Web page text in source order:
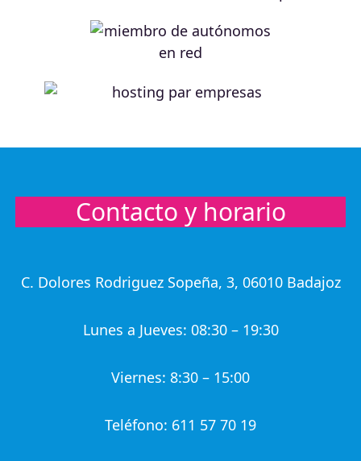
Contacto y horario
C. Dolores Rodriguez Sopeña, 3, 06010 Badajoz
Lunes a Jueves: 08:30 – 19:30
Viernes: 8:30 – 15:00
Teléfono: 611 57 70 19